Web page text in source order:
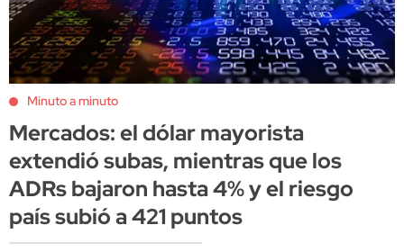
Minuto a minuto
Mercados: el dólar mayorista
extendió subas, mientras que los
ADRs bajaron hasta 4% y el riesgo
país subió a 421 puntos